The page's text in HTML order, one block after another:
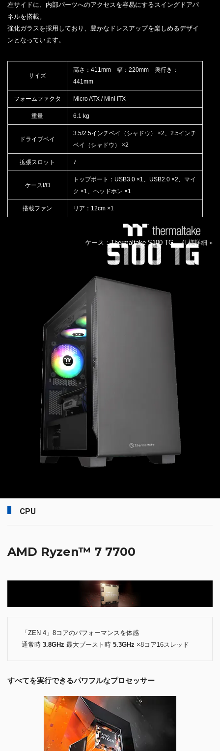
左サイドに、内部パーツへのアクセスを容易にするスイングドアパ
ネルを搭載。
強化ガラスを採用しており、豊かなドレスアップを楽しめるデザイ
ンとなっています。
サイズ
高さ：411mm 幅：220mm 奥行き：
441mm
フォームファクタ Micro ATX / Mini ITX
重量 6.1 kg
ドライブベイ
3.5/2.5インチベイ（シャドウ） ×2、2.5インチ
ベイ（シャドウ） ×2
拡張スロット 7
ケースI/O
トップポート：USB3.0 ×1、USB2.0 ×2、マイ
ク ×1、ヘッドホン ×1
搭載ファン リア：12cm ×1
ケース：Thermaltake S100 TG仕様詳細 »
CPU
AMD Ryzen™ 7 7700
「ZEN 4」8コアのパフォーマンスを体感
通常時 3.8GHz 最大ブースト時 5.3GHz ×8コア16スレッド
すべてを実行できるパワフルなプロセッサー